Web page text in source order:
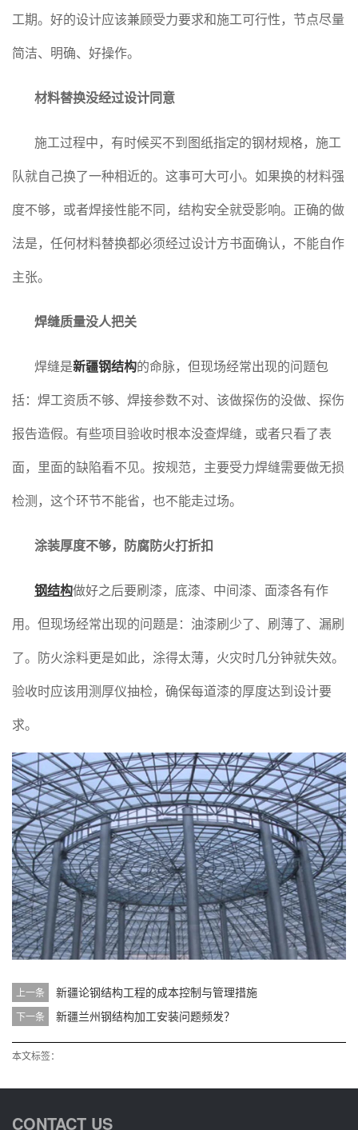
工期。好的设计应该兼顾受力要求和施工可行性，节点尽量
简洁、明确、好操作。
材料替换没经过设计同意
施工过程中，有时候买不到图纸指定的钢材规格，施工
队就自己换了一种相近的。这事可大可小。如果换的材料强
度不够，或者焊接性能不同，结构安全就受影响。正确的做
法是，任何材料替换都必须经过设计方书面确认，不能自作
主张。
焊缝质量没人把关
焊缝是新疆钢结构的命脉，但现场经常出现的问题包
括：焊工资质不够、焊接参数不对、该做探伤的没做、探伤
报告造假。有些项目验收时根本没查焊缝，或者只看了表
面，里面的缺陷看不见。按规范，主要受力焊缝需要做无损
检测，这个环节不能省，也不能走过场。
涂装厚度不够，防腐防火打折扣
钢结构做好之后要刷漆，底漆、中间漆、面漆各有作
用。但现场经常出现的问题是：油漆刷少了、刷薄了、漏刷
了。防火涂料更是如此，涂得太薄，火灾时几分钟就失效。
验收时应该用测厚仪抽检，确保每道漆的厚度达到设计要
求。
上一条 新疆论钢结构工程的成本控制与管理措施
下一条 新疆兰州钢结构加工安装问题频发？
本文标签：
CONTACT US